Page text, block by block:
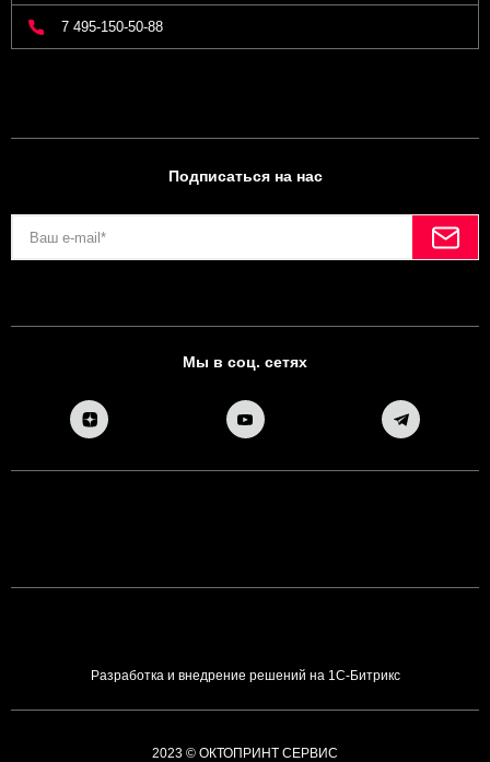
7 495-150-50-88
Подписаться на нас
Мы в соц. сетях
Разработка и внедрение решений на 1С-Битрикс
2023 © ОКТОПРИНТ СЕРВИС